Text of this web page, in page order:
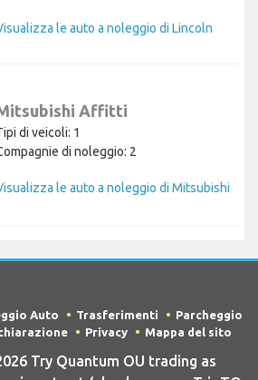
le auto a noleggio di Lincoln
Affitti
di veicoli: 1
di noleggio: 2
le auto a noleggio di Mitsubishi
Auto Trasferimenti
Parcheggio
Privacy Mappa del sito
Try Quantum OU trading as